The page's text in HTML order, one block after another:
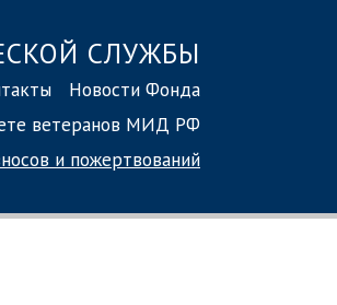
СЛУЖБЫ
Новости Фонда
ветеранов МИД РФ
и пожертвований